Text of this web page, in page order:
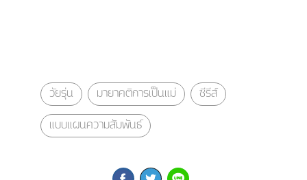
วัยรุ่น มายาคติการเป็นแม่ ซีรีส์
แบบแผนความสัมพันธ์